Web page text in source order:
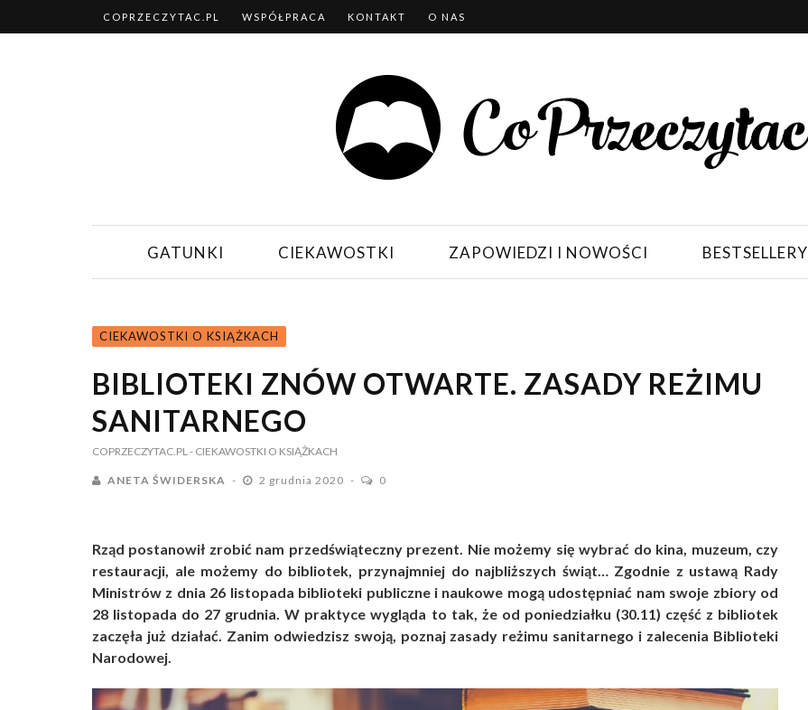
COPRZECZYTAC.PL WSPÓŁPRACA KONTAKT O NAS
GATUNKI CIEKAWOSTKI ZAPOWIEDZI I NOWOŚCI BESTSELLERY
CIEKAWOSTKI O KSIĄŻKACH
BIBLIOTEKI ZNÓW OTWARTE. ZASADY REŻIMU
SANITARNEGO
COPRZECZYTAC.PL- CIEKAWOSTKI O KSIĄŻKACH
ANETA ŚWIDERSKA 2 grudnia 2020 0
Rząd postanowił zrobić nam przedświąteczny prezent. Nie możemy się wybrać do kina, muzeum, czy
restauracji, ale możemy do bibliotek, przynajmniej do najbliższych świąt… Zgodnie z ustawą Rady
Ministrów z dnia 26 listopada biblioteki publiczne i naukowe mogą udostępniać nam swoje zbiory od
28 listopada do 27 grudnia. W praktyce wygląda to tak, że od poniedziałku (30.11) część z bibliotek
zaczęła już działać. Zanim odwiedzisz swoją, poznaj zasady reżimu sanitarnego i zalecenia Biblioteki
Narodowej.